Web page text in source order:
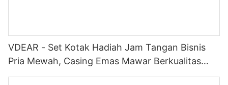
VDEAR - Set Kotak Hadiah Jam Tangan Bisnis
Pria Mewah, Casing Emas Mawar Berkualitas
Tinggi, Jam Tangan Kuarsa Sederhana dan